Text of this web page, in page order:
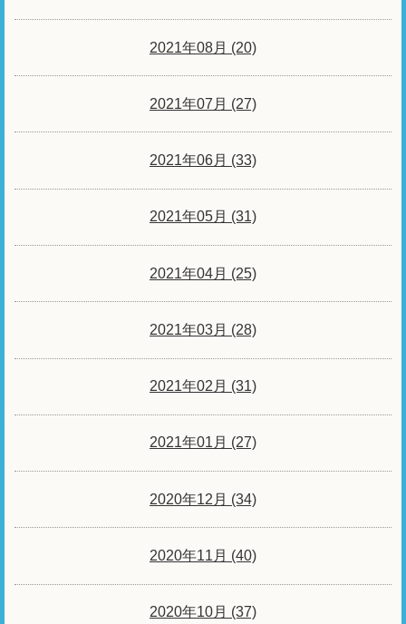
2021年08月 (20)
2021年07月 (27)
2021年06月 (33)
2021年05月 (31)
2021年04月 (25)
2021年03月 (28)
2021年02月 (31)
2021年01月 (27)
2020年12月 (34)
2020年11月 (40)
2020年10月 (37)